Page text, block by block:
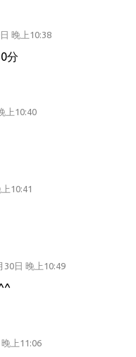
晚上10:38
分
上10:40
10:41
30日 晚上10:49
上11:06